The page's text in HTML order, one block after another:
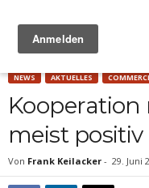
NEWS AKTUELLES
meist positiv
Von Frank Keilacker - 29. Juni